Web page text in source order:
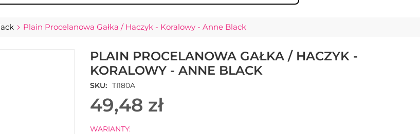
Plain Procelanowa Gałka / Haczyk - Koralowy - Anne Black
PLAIN PROCELANOWA GAŁKA / HACZYK -
KORALOWY - ANNE BLACK
SKU TI180A
49,48 zł
WARIANTY: